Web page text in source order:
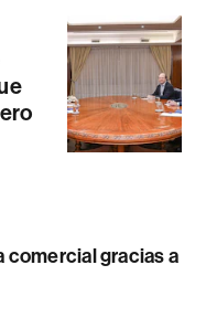
comercial gracias a